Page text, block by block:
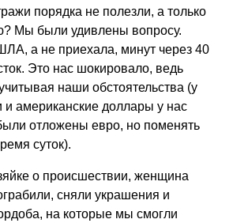
порядка не полезли, а только
Мы были удивлены вопросу.
а не приехала, минут через 40
Это нас шокировало, ведь
наши обстоятельства (у
американские доллары у нас
отложены евро, но поменять
суток).
о происшествии, женщина
сняли украшения и
на которые мы смогли